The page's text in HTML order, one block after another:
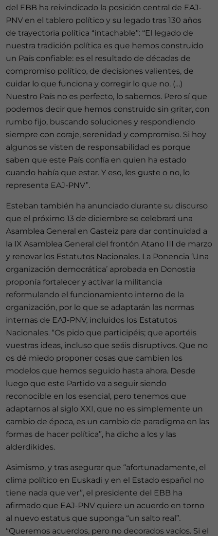
del EBB ha reivindicado la posición central de EAJ-
PNV en el tablero político y su legado tras 130 años
de trayectoria política “intachable”: “El legado de
nuestra tradición política es que hemos construido
un País confiable: es el resultado de décadas de
compromiso político, de decisiones valientes, de
cuidar lo que funciona y corregir lo que no. (…)
Nuestro País no es perfecto, lo sabemos. Pero sí que
podemos decir que hemos construido sin gritar, con
rumbo fijo, buscando soluciones y respondiendo
siempre con coraje, serenidad y compromiso. Si hoy
algunos se visten de responsabilidad es porque
saben que este País confía en quien ha estado
cuando había que estar. Y eso, les guste o no, lo
representa EAJ-PNV”.
Esteban también ha anunciado durante su discurso
que el próximo 13 de diciembre se celebrará una
Asamblea General en Gasteiz para dar continuidad a
la IX Asamblea General del frontón Atano III de marzo
y renovar los Estatutos Nacionales. La Ponencia ‘Una
organización democrática’ aprobada en Donostia
proponía fortalecer y activar la militancia
reformulando el funcionamiento interno de la
organización, por lo que se adaptarán las normas
internas de EAJ-PNV, incluidos los Estatutos
Nacionales. “Os pido que participéis; que aportéis
vuestras ideas, incluso que seáis disruptivos. Que no
os dé miedo proponer cosas que cambien los
modelos que hemos seguido hasta ahora. Desde
luego que este Partido va a seguir siendo
reconocible en los esencial, pero tenemos que
adaptarnos al siglo XXI, que no es simplemente un
cambio de época, es un cambio de paradigma en las
formas de hacer política”, ha dicho a los y las
alderdikides.
Asimismo, y tras asegurar que “afortunadamente, el
clima político en Euskadi y en el Estado español no
tiene nada que ver”, el presidente del EBB ha
afirmado que EAJ-PNV quiere un acuerdo en torno
al nuevo estatus que suponga “un salto real”.
“Queremos acuerdos, pero no decorados vacíos. Si el